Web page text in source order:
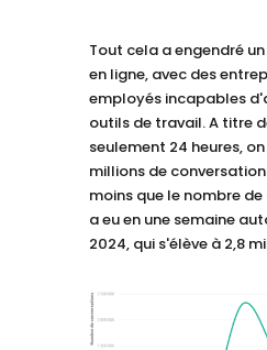
Tout cela a engendré
en ligne, avec des
employés incapables
outils de travail. A titre
seulement 24 heures,
millions de
moins que le nombre
a eu en une semaine
2024, qui s'élève à 2,8